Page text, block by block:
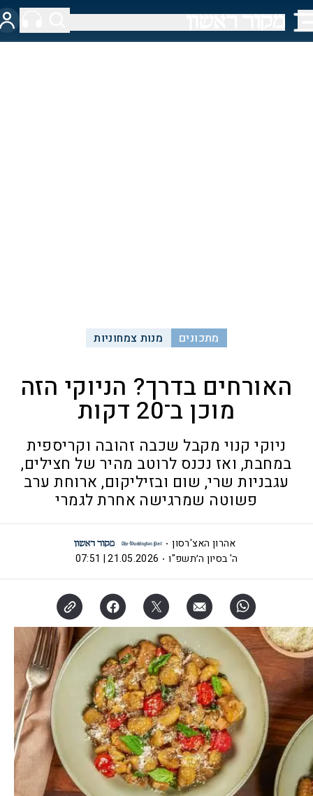
מתכונים מנות צמחוניות
האורחים בדרך? הניוקי הזה
מוכן ב־20 דקות
ניוקי קנוי מקבל שכבה זהובה וקריספית
במחבת, ואז נכנס לרוטב מהיר של חצילים,
עגבניות שרי, שום ובזיליקום, ארוחת ערב
פשוטה שמרגישה אחרת לגמרי
אהרון האצ'רסון
ה' בסיון ה׳תשפ"ו
21.05.2026 | 07:51